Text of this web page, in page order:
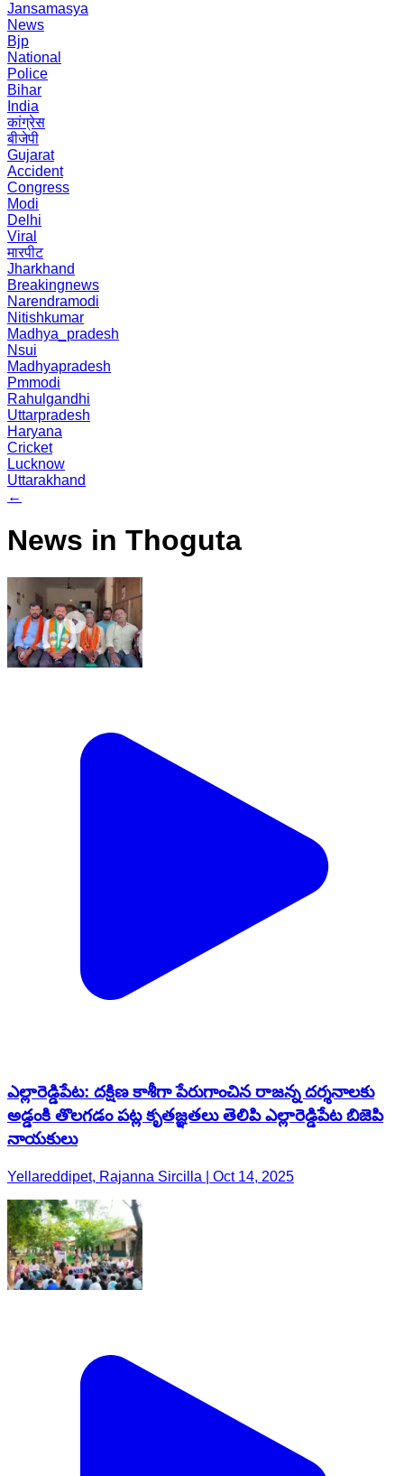
Jansamasya
News
Bjp
National
Police
Bihar
India
कांग्रेस
बीजेपी
Gujarat
Accident
Congress
Modi
Delhi
Viral
मारपीट
Jharkhand
Breakingnews
Narendramodi
Nitishkumar
Madhya_pradesh
Nsui
Madhyapradesh
Pmmodi
Rahulgandhi
Uttarpradesh
Haryana
Cricket
Lucknow
Uttarakhand
←
News in Thoguta
ఎల్లారెడ్డిపేట: దక్షిణ కాశీగా పేరుగాంచిన రాజన్న దర్శనాలకు
అడ్డంకి తొలగడం పట్ల కృతజ్ఞతలు తెలిపి ఎల్లారెడ్డిపేట బిజెపి
నాయకులు
Yellareddipet, Rajanna Sircilla | Oct 14, 2025